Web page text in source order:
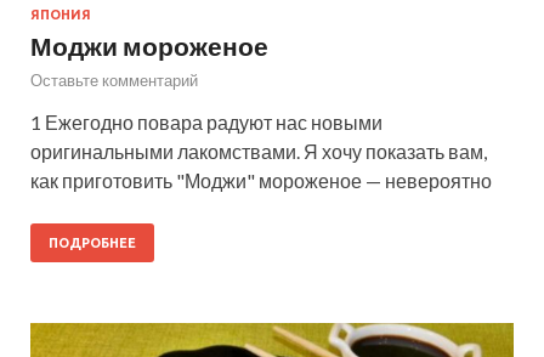
ЯПОНИЯ
Моджи мороженое
Оставьте комментарий
1 Ежегодно повара радуют нас новыми
оригинальными лакомствами. Я хочу показать вам,
как приготовить "Моджи" мороженое — невероятно
ПОДРОБНЕЕ